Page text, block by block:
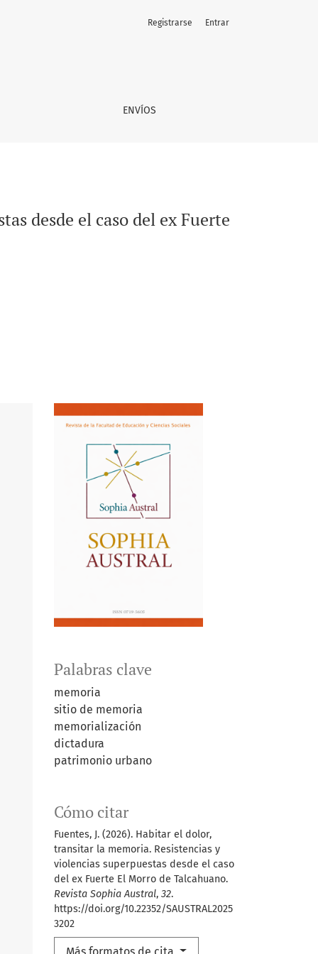
ENVÍOS
Registrarse Entrar
desde el caso del ex Fuerte
Palabras clave
memoria
sitio de memoria
memorialización
dictadura
patrimonio urbano
Cómo citar
Fuentes, J. (2026). Habitar el dolor,
transitar la memoria. Resistencias y
violencias superpuestas desde el caso
del ex Fuerte El Morro de Talcahuano.
Revista Sophia Austral, 32.
https://doi.org/10.22352/SAUSTRAL2025
3202
Más formatos de cita